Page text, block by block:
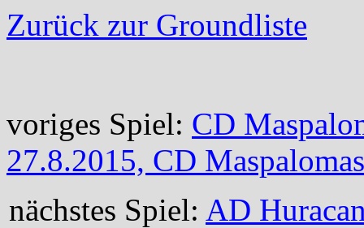
Zurück zur Groundliste
voriges Spiel: CD
27.8.2015, CD
nächstes Spiel: AD